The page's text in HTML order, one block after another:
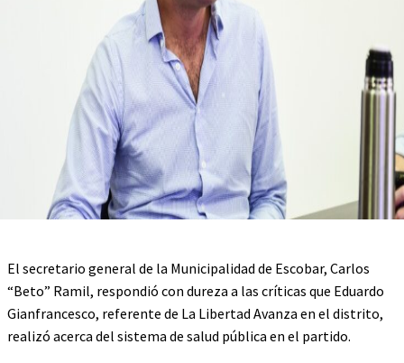
El secretario general de la Municipalidad de Escobar, Carlos
“Beto” Ramil, respondió con dureza a las críticas que Eduardo
Gianfrancesco, referente de La Libertad Avanza en el distrito,
realizó acerca del sistema de salud pública en el partido.